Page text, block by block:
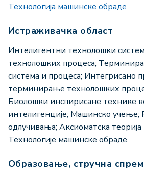
Технологија машинске обраде
Истраживачка област
Интелигентни технолошки
технолошких процеса;
система и процеса; Интегрисано
терминирање технолошких
Биолошки инспирисане технике
интелигенције; Машинско учење;
одлучивања; Аксиоматска теорија
Технологије машинске обраде.
Образовање, стручна